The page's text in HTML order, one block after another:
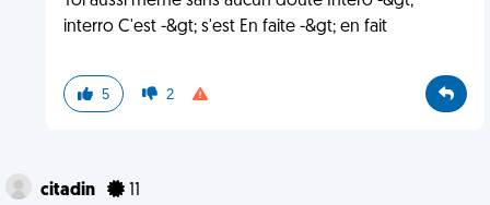
interro C'est -&gt; s'est En faite -&gt; en fait
5 2
citadin